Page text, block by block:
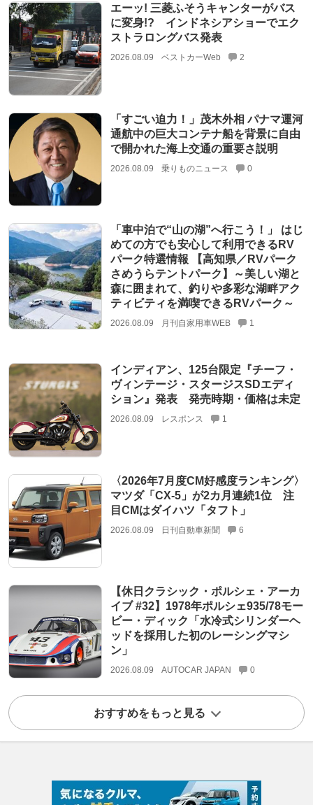
エーッ! 三菱ふそうキャンターがバス
に変身!? インドネシアショーでエク
ストラロングバス発表
2026.08.09 ベストカーWeb 2
「すごい迫力！」茂木外相 パナマ運河
通航中の巨大コンテナ船を背景に自由
で開かれた海上交通の重要さ説明
2026.08.09 乗りものニュース 0
「車中泊で“山の湖”へ行こう！」 はじ
めての方でも安心して利用できるRV
パーク特選情報 【高知県／RVパーク
さめうらテントパーク】～美しい湖と
森に囲まれて、釣りや多彩な湖畔アク
ティビティを満喫できるRVパーク～
2026.08.09 月刊自家用車WEB 1
インディアン、125台限定『チーフ・
ヴィンテージ・スタージスSDエディ
ション』発表 発売時期・価格は未定
2026.08.09 レスポンス 1
〈2026年7月度CM好感度ランキング〉
マツダ「CX-5」が2カ月連続1位 注
目CMはダイハツ「タフト」
2026.08.09 日刊自動車新聞 6
【休日クラシック・ポルシェ・アーカ
イブ #32】1978年ポルシェ935/78モー
ビー・ディック「水冷式シリンダーヘ
ッドを採用した初のレーシングマシ
ン」
2026.08.09 AUTOCAR JAPAN 0
おすすめをもっと見る